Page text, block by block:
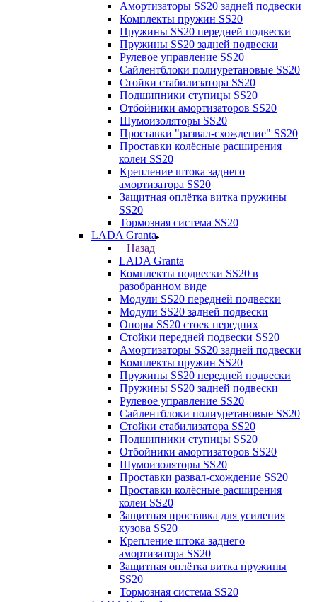
Амортизаторы SS20 задней подвески
Комплекты пружин SS20
Пружины SS20 передней подвески
Пружины SS20 задней подвески
Рулевое управление SS20
Сайлентблоки полиуретановые SS20
Стойки стабилизатора SS20
Подшипники ступицы SS20
Отбойники амортизаторов SS20
Шумоизоляторы SS20
Проставки "развал-схождение" SS20
Проставки колёсные расширения
колеи SS20
Крепление штока заднего
амортизатора SS20
Защитная оплётка витка пружины
SS20
Тормозная система SS20
LADA Granta
Назад
LADA Granta
Комплекты подвески SS20 в
разобранном виде
Модули SS20 передней подвески
Модули SS20 задней подвески
Опоры SS20 стоек передних
Стойки передней подвески SS20
Амортизаторы SS20 задней подвески
Комплекты пружин SS20
Пружины SS20 передней подвески
Пружины SS20 задней подвески
Рулевое управление SS20
Сайлентблоки полиуретановые SS20
Стойки стабилизатора SS20
Подшипники ступицы SS20
Отбойники амортизаторов SS20
Шумоизоляторы SS20
Проставки развал-схождение SS20
Проставки колёсные расширения
колеи SS20
Защитная проставка для усиления
кузова SS20
Крепление штока заднего
амортизатора SS20
Защитная оплётка витка пружины
SS20
Тормозная система SS20